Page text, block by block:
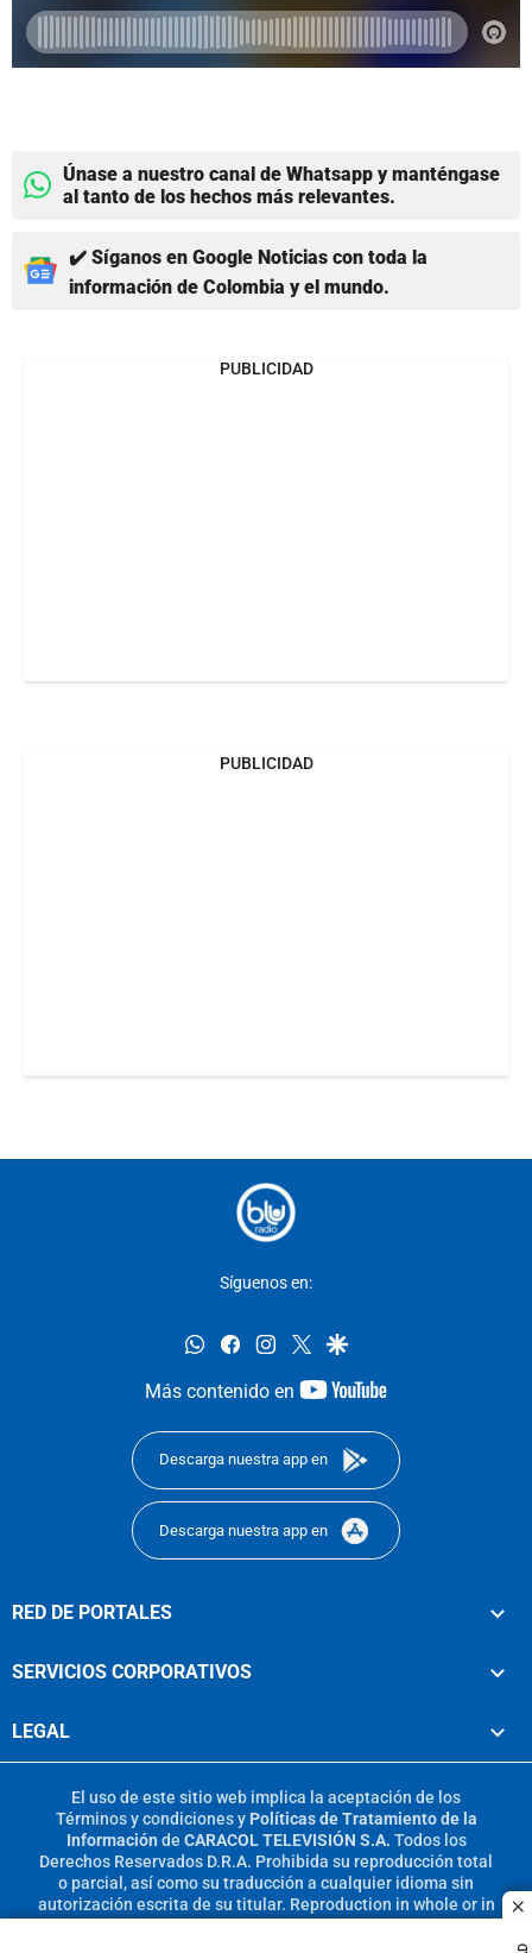
Únase a nuestro canal de Whatsapp y manténgase
al tanto de los hechos más relevantes.
✔️ Síganos en Google Noticias con toda la
información de Colombia y el mundo.
PUBLICIDAD
PUBLICIDAD
Síguenos en:
whatsappfacebookinstagram
twittergoogle
Más contenido en
youtube-
Descarga nuestra app en
Descarga nuestra app en
RED DE PORTALES
SERVICIOS CORPORATIVOS
LEGAL
El uso de este sitio web implica la aceptación de los
Términos y condicionesy Políticas de Tratamiento de la
Información de CARACOL TELEVISIÓN S.A. Todos los
Derechos Reservados D.R.A. Prohibida su reproducción total
o parcial, así como su traducción a cualquier idioma sin
autorización escrita de su titular. Reproduction in whole or in